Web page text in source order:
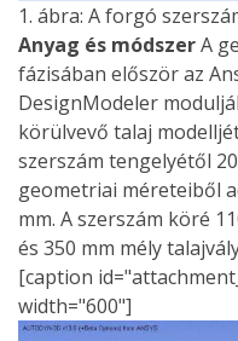
1. ábra: A forgó
Anyag és módszerA
fázisában először az
DesignModeler
körülvevő talaj
szerszám tengelyétől
geometriai méreteiből
mm. A szerszám köré
és 350 mm mély
[caption
width="600"]